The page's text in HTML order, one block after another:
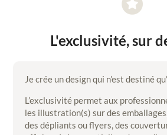
L'exclusivité, sur
Je crée un design qui n’est destiné
L’exclusivité permet aux
les illustration(s) sur des
des dépliants ou flyers, des